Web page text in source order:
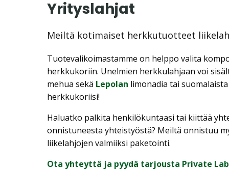
Yrityslahjat
Meiltä kotimaiset herkkutuotteet
Tuotevalikoimastamme on helppo valita
herkkukoriin. Unelmien herkkulahjaan voi
mehua sekä Lepolan limonadia tai
herkkukoriisi!
Haluatko palkita henkilökuntaasi tai kiittää
onnistuneesta yhteistyöstä? Meiltä onnistuu
liikelahjojen valmiiksi paketointi.
Ota yhteyttä ja pyydä tarjousta Private